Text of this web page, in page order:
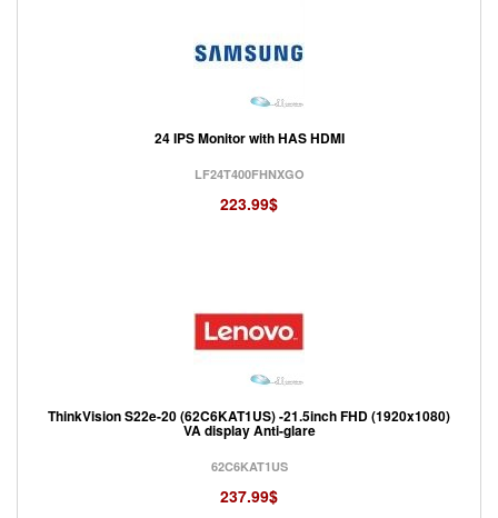
24 IPS Monitor with HAS HDMI
LF24T400FHNXGO
223.99$
ThinkVision S22e-20 (62C6KAT1US) -21.5inch FHD (1920x1080)
VA display Anti-glare
62C6KAT1US
237.99$